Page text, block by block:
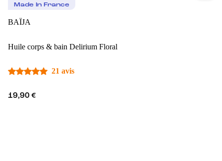
Made In France
BAÏJA
Huile corps & bain Delirium Floral
21 avis
19,90 €